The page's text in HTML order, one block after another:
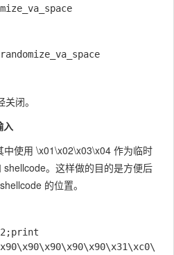
闭。
入
中使用 \x01\x02\x03\x04 作为临时
。这样做的目的是方便后
的位置。